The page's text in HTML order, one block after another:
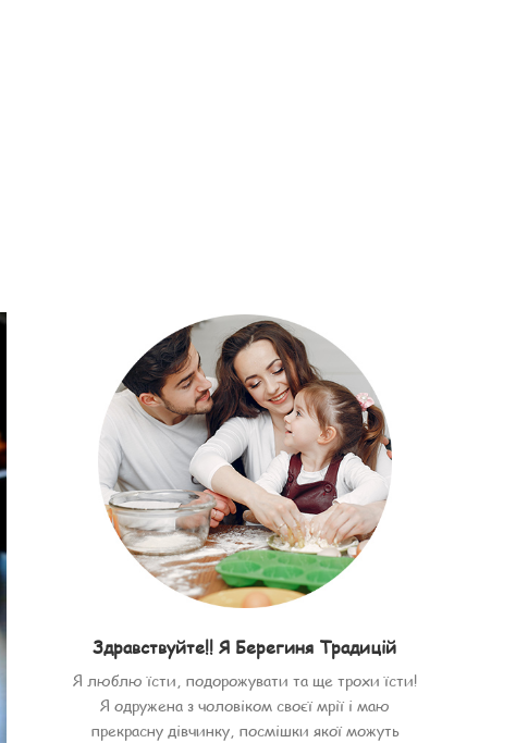
Здравствуйте!! Я Берегиня Традицій
Я люблю їсти, подорожувати та ще трохи їсти!
Я одружена з чоловіком своєї мрії і маю
прекрасну дівчинку, посмішки якої можуть